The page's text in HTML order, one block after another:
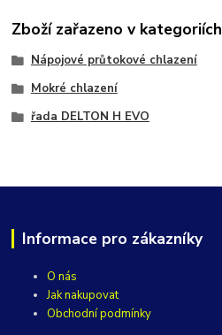
Zboží zařazeno v kategoriích
Nápojové průtokové chlazení
Mokré chlazení
řada DELTON H EVO
Informace pro zákazníky
O nás
Jak nakupovat
Obchodní podmínky